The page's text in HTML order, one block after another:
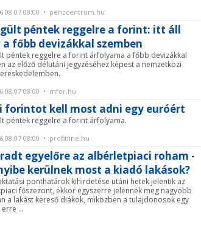
08:00 • penzcentrum.hu
péntek reggelre a forint: itt áll
főbb devizákkal szemben
péntek reggelre a forint árfolyama a főbb devizákkal
az előző délutáni jegyzéséhez képest a nemzetközi
08:00 • mfor.hu
forintot kell most adni egy euróért
péntek reggelre a forint árfolyama.
08:00 • profitline.hu
egyelőre az albérletpiaci roham -
kerülnek most a kiadó lakások?
ponthatárok kihirdetése utáni hetek jelentik az
főszezont, ekkor egyszerre jelennek meg nagyobb
a lakást kereső diákok, miközben a tulajdonosok egy
...